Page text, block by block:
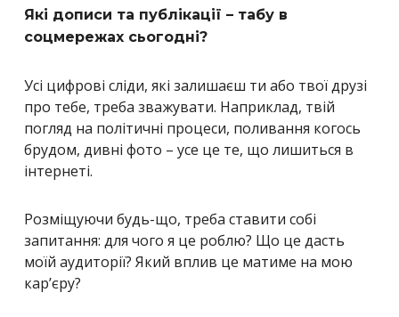
Які дописи та публікації – табу в
соцмережах сьогодні?
Усі цифрові сліди, які залишаєш ти або твої друзі
про тебе, треба зважувати. Наприклад, твій
погляд на політичні процеси, поливання когось
брудом, дивні фото – усе це те, що лишиться в
інтернеті.
Розміщуючи будь-що, треба ставити собі
запитання: для чого я це роблю? Що це дасть
моїй аудиторії? Який вплив це матиме на мою
кар’єру?